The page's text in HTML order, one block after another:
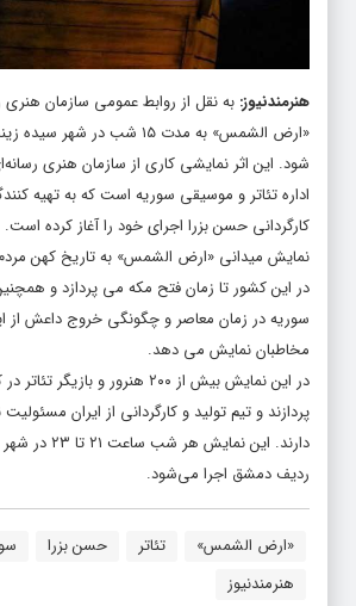
هنرمندنیوز: به نقل از روابط عمومی سازمان
«ارض الشمس» به مدت ۱۵ شب در
شود. این اثر نمایشی کاری از سازمان هنری
اداره تئاتر و موسیقی سوریه است که به تهیه
کارگردانی حسن بزرا اجرای خود را آغاز کرده است.
نمایش میدانی «ارض الشمس» به تاریخ کهن مردم
در این کشور تا زمان فتح مکه می پردازد و
سوریه در زمان معاصر و چگونگی خروج داعش از
مخاطبان نمایش می دهد.
در این نمایش بیش از ۲۰۰ هنرور و
پردازند و تیم تولید و کارگردانی از ایران
دارند. این
ردیف دمشق اجرا می‌شود.
«ارض الشمس» تئاتر حسن بزرا
هنرمندنیوز